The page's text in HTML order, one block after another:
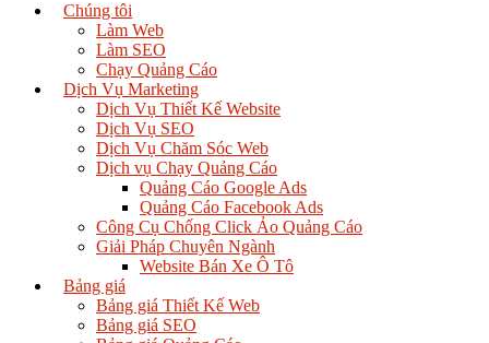
Chúng tôi
Làm Web
Làm SEO
Chạy Quảng Cáo
Dịch Vụ Marketing
Dịch Vụ Thiết Kế Website
Dịch Vụ SEO
Dịch Vụ Chăm Sóc Web
Dịch vụ Chạy Quảng Cáo
Quảng Cáo Google Ads
Quảng Cáo Facebook Ads
Công Cụ Chống Click Ảo Quảng Cáo
Giải Pháp Chuyên Ngành
Website Bán Xe Ô Tô
Bảng giá
Bảng giá Thiết Kế Web
Bảng giá SEO